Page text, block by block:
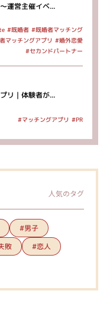
運営主催イベ...
#既婚者 #既婚者マッチング
マッチングアプリ #婚外恋愛
#セカンドパートナー
リ｜体験者が...
#マッチングアプリ #PR
人気のタグ
#男子
敗 #恋人